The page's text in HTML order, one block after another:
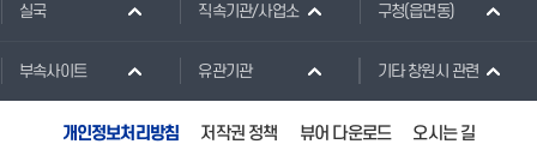
실국 직속기관/사업소 구청(읍면동)
부속사이트 유관기관 기타 창원시 관련
개인정보처리방침 저작권 정책 뷰어 다운로드 오시는 길